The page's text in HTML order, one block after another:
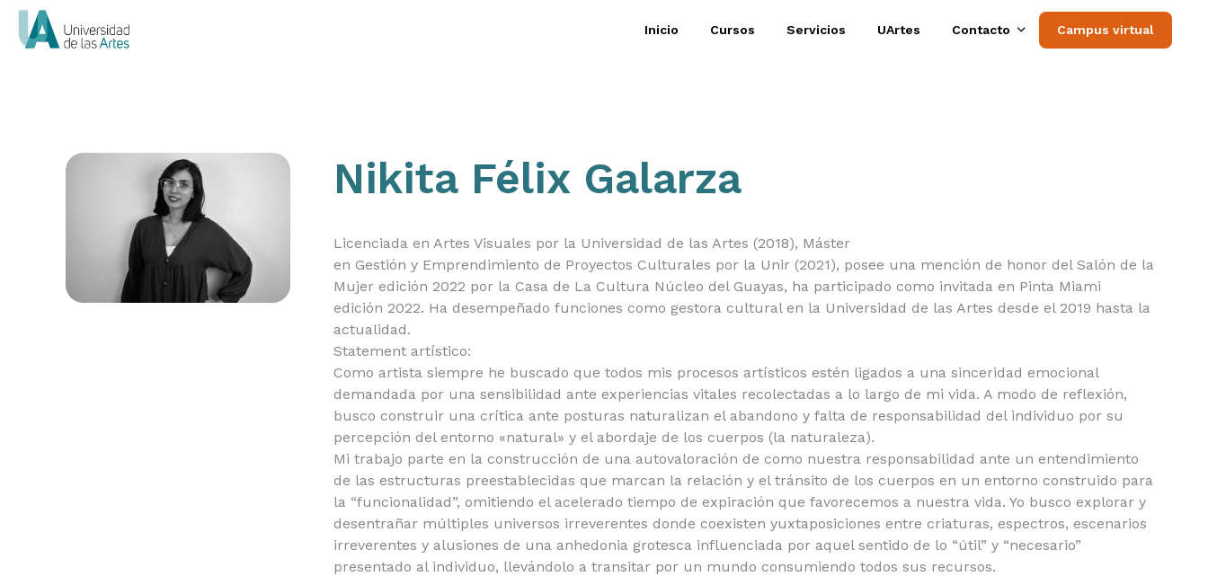
Inicio Cursos Servicios UArtes Contacto Campus virtual
Nikita Félix Galarza
Licenciada en Artes Visuales por la Universidad de las Artes (2018), Máster
en Gestión y Emprendimiento de Proyectos Culturales por la Unir (2021), posee una mención de honor del Salón de la
Mujer edición 2022 por la Casa de La Cultura Núcleo del Guayas, ha participado como invitada en Pinta Miami
edición 2022. Ha desempeñado funciones como gestora cultural en la Universidad de las Artes desde el 2019 hasta la
actualidad.
Statement artístico:
Como artista siempre he buscado que todos mis procesos artísticos estén ligados a una sinceridad emocional
demandada por una sensibilidad ante experiencias vitales recolectadas a lo largo de mi vida. A modo de reflexión,
busco construir una crítica ante posturas naturalizan el abandono y falta de responsabilidad del individuo por su
percepción del entorno «natural» y el abordaje de los cuerpos (la naturaleza).
Mi trabajo parte en la construcción de una autovaloración de como nuestra responsabilidad ante un entendimiento
de las estructuras preestablecidas que marcan la relación y el tránsito de los cuerpos en un entorno construido para
la “funcionalidad”, omitiendo el acelerado tiempo de expiración que favorecemos a nuestra vida. Yo busco explorar y
desentrañar múltiples universos irreverentes donde coexisten yuxtaposiciones entre criaturas, espectros, escenarios
irreverentes y alusiones de una anhedonia grotesca influenciada por aquel sentido de lo “útil” y “necesario”
presentado al individuo, llevándolo a transitar por un mundo consumiendo todos sus recursos.